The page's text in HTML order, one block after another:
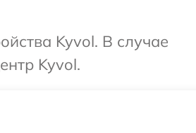
Kyvol. В случае
Kyvol.